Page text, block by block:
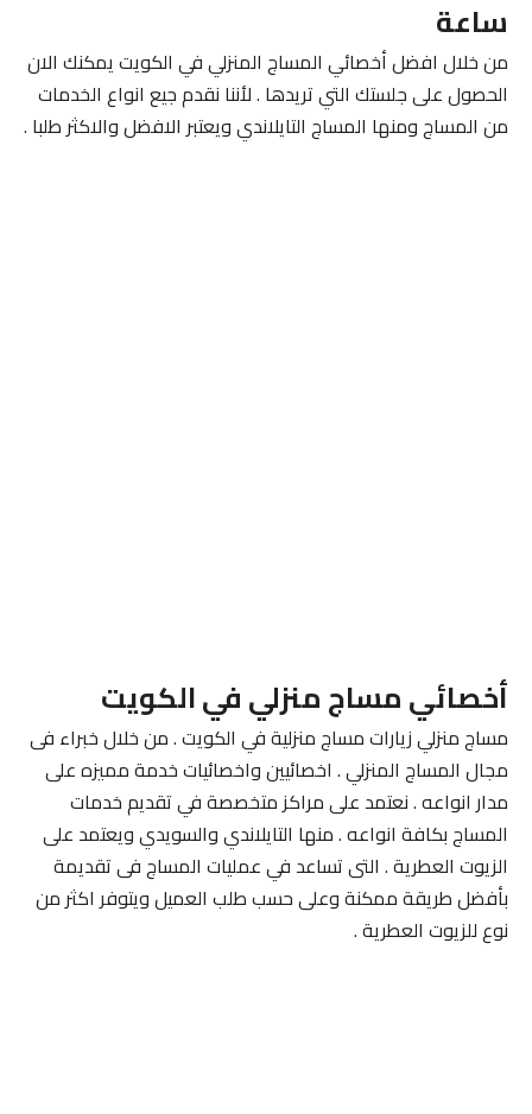
ساعة
من خلال افضل أخصائي المساج المنزلي في الكويت يمكنك الان
الحصول على جلستك التي تريدها . لأننا نقدم جيع انواع الخدمات
من المساج ومنها المساج التايلاندي ويعتبر الافضل والاكثر طلبا .
أخصائي مساج منزلي في الكويت
مساج منزلي زيارات مساج منزلية في الكويت . من خلال خبراء فى
مجال المساج المنزلي . اخصائيين واخصائيات خدمة مميزه على
مدار انواعه . نعتمد على مراكز متخصصة في تقديم خدمات
المساج بكافة انواعه . منها التايلاندي والسويدي ويعتمد على
الزيوت العطرية . التى تساعد في عمليات المساج فى تقديمة
بأفضل طريقة ممكنة وعلى حسب طلب العميل ويتوفر اكثر من
نوع للزيوت العطرية .